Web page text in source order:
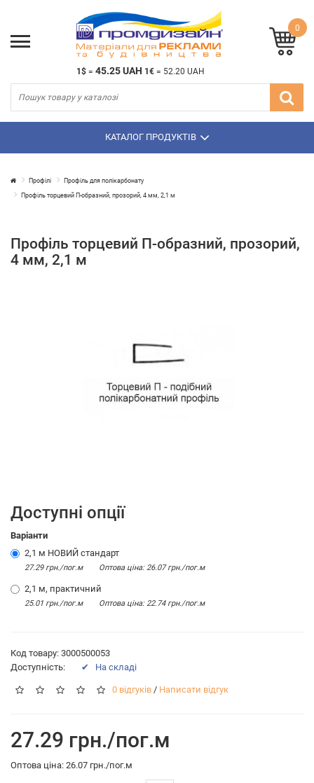
1$ = 45.25 UAH 1€ = 52.20 UAH
0
КАТАЛОГ ПРОДУКТІВ
Профілі Профіль для полікарбонату
Профіль торцевий П-образний, прозорий, 4 мм, 2,1 м
Профіль торцевий П-образний, прозорий,
4 мм, 2,1 м
Доступні опції
Варіанти
2,1 м НОВИЙ стандарт
27.29 грн./пог.м Оптова цiна: 26.07 грн./пог.м
2,1 м, практичний
25.01 грн./пог.м Оптова цiна: 22.74 грн./пог.м
Код товару: 3000500053
Доступність:
✔ На складі
0 відгуків / Написати відгук
27.29 грн./пог.м
Оптова цiна: 26.07 грн./пог.м